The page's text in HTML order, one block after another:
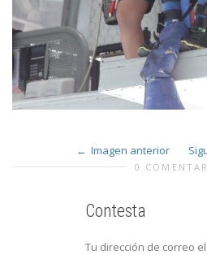
Imagen anterior
0
Contesta
Tu dirección de correo